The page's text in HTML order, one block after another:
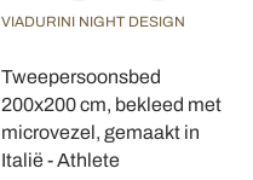
VIADURINI NIGHT DESIGN
Tweepersoonsbed
200x200 cm, bekleed met
microvezel, gemaakt in
Italië - Athlete